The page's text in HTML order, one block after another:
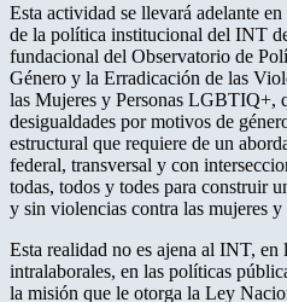
Esta actividad se llevará adelante
de la política institucional del INT
fundacional del Observatorio de
Género y la Erradicación de las
las Mujeres y Personas LGBTIQ+,
desigualdades por motivos de
estructural que requiere de un
federal, transversal y con
todas, todos y todes para construir
y sin violencias contra las mujeres
Esta realidad no es ajena al INT, en
intralaborales, en las políticas
la misión que le otorga la Ley